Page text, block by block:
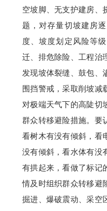
空坡脚、无支护建房、
题，对存量切坡建房
度、坡度划定风险等
迁、排危除险、工程治
发现坡体裂缝、鼓包、
围挡警戒，采取削坡减
对极端天气下的高陡切
群众转移避险措施。要
看树木有没有倾斜，看
没有倾斜，看水体有没
有拱起来，看做了标记
情及时组织群众转移避
掘进、爆破震动、采空